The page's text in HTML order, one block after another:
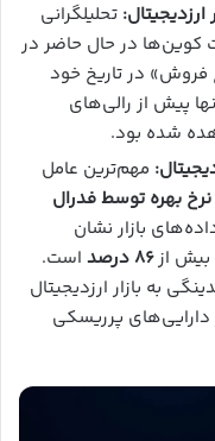
تحلیلگرانی
کوین‌ها در حال حاضر در
فروش» در تاریخ خود
پیش از رالی‌های
مهم‌ترین عامل
بهره توسط فدرال
بازار نشان
بیش از۸۶ درصد
است.
به بازار ارزدیجیتال
دارایی‌های پرریسکی